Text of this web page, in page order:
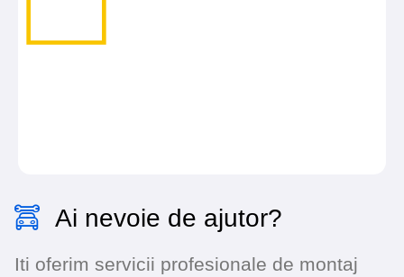
Ai nevoie de ajutor?
Iti oferim servicii profesionale de montaj